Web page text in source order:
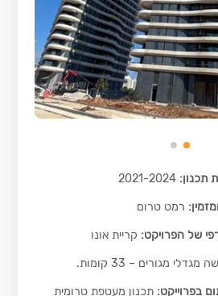
תכנון: 2021-2024
רמט טרום
של הפרויקט: קריית אונו
מגדלי מגורים – 33 קומות.
בפרוייקט:תכנון מעטפת טרומית